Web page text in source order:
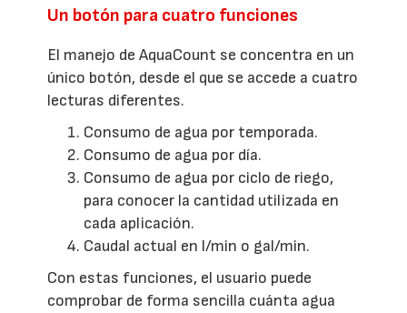
Un botón para cuatro funciones
El manejo de AquaCount se concentra en un
único botón, desde el que se accede a cuatro
lecturas diferentes.
Consumo de agua por temporada.
Consumo de agua por día.
Consumo de agua por ciclo de riego,
para conocer la cantidad utilizada en
cada aplicación.
Caudal actual en l/min o gal/min.
Con estas funciones, el usuario puede
comprobar de forma sencilla cuánta agua